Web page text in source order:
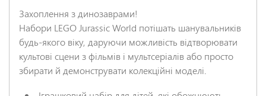
Захоплення з динозаврами!
Набори LEGO Jurassic World потішать шанувальників
будь-якого віку, даруючи можливість відтворювати
культові сцени з фільмів і мультсеріалів або просто
збирати й демонструвати колекційні моделі.